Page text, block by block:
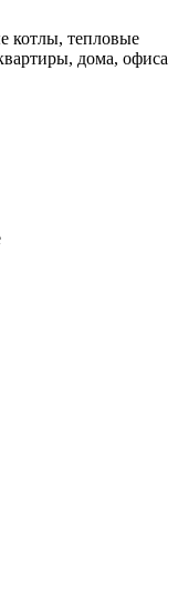
котлы, тепловые
дома, офиса